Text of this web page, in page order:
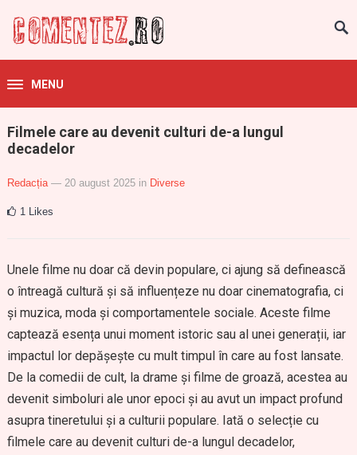
MENU
Filmele care au devenit culturi de-a lungul
decadelor
Redacția — 20 august 2025 in Diverse
1 Likes
Unele filme nu doar că devin populare, ci ajung să definească
o întreagă cultură și să influențeze nu doar cinematografia, ci
și muzica, moda și comportamentele sociale. Aceste filme
captează esența unui moment istoric sau al unei generații, iar
impactul lor depășește cu mult timpul în care au fost lansate.
De la comedii de cult, la drame și filme de groază, acestea au
devenit simboluri ale unor epoci și au avut un impact profund
asupra tineretului și a culturii populare. Iată o selecție cu
filmele care au devenit culturi de-a lungul decadelor,